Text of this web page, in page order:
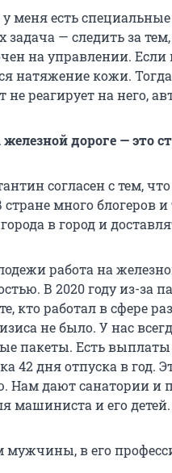
меня есть
— следить за
на управлении.
натяжение кожи.
реагирует на него,
железной дороге — это
согласен с тем,
стране много блогеров
в город и
работа на
В 2020 году из-за
кто работал в сфере
не было. У нас
пакеты. Есть
42 дня отпуска в год.
Нам дают санатории и
машиниста и его детей.
мужчины, в его